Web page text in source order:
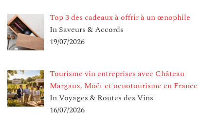
Top 3 des cadeaux à offrir à un œnophile
In Saveurs & Accords
19/07/2026
Tourisme vin entreprises avec Château
Margaux, Moët et oenotourisme en France
In Voyages & Routes des Vins
16/07/2026